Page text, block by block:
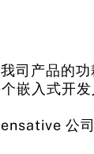
司产品的
嵌入式开
公